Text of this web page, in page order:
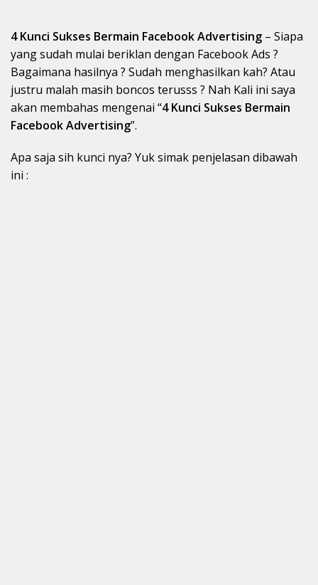
4 Kunci Sukses Bermain Facebook Advertising – Siapa
yang sudah mulai beriklan dengan Facebook Ads ?
Bagaimana hasilnya ? Sudah menghasilkan kah? Atau
justru malah masih boncos terusss ? Nah Kali ini saya
akan membahas mengenai “4 Kunci Sukses Bermain
Facebook Advertising”.
Apa saja sih kunci nya? Yuk simak penjelasan dibawah
ini :